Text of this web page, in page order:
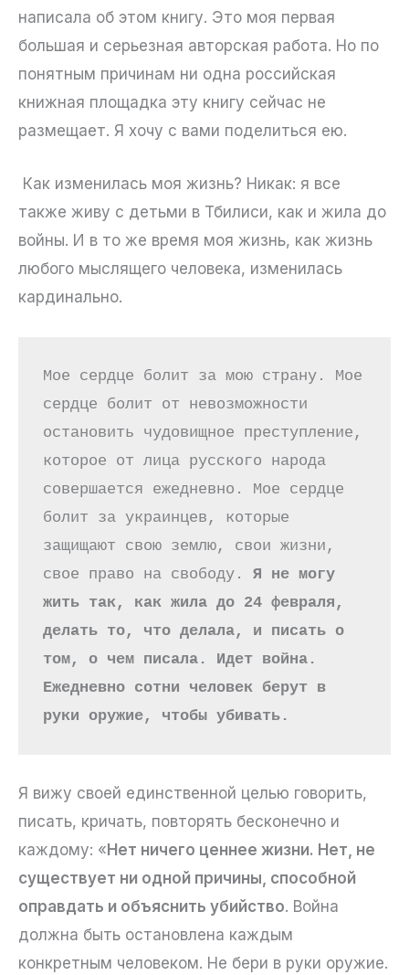
написала об этом книгу. Это моя первая
большая и серьезная авторская работа. Но по
понятным причинам ни одна российская
книжная площадка эту книгу сейчас не
размещает. Я хочу с вами поделиться ею.
Как изменилась моя жизнь? Никак: я все
также живу с детьми в Тбилиси, как и жила до
войны. И в то же время моя жизнь, как жизнь
любого мыслящего человека, изменилась
кардинально.
Мое сердце болит за мою страну. Мое
сердце болит от невозможности
остановить чудовищное преступление,
которое от лица русского народа
совершается ежедневно. Мое сердце
болит за украинцев, которые
защищают свою землю, свои жизни,
свое право на свободу. Я не могу
жить так, как жила до 24 февраля,
делать то, что делала, и писать о
том, о чем писала. Идет война.
Ежедневно сотни человек берут в
руки оружие, чтобы убивать.
Я вижу своей единственной целью говорить,
писать, кричать, повторять бесконечно и
каждому: « Нет ничего ценнее жизни. Нет, не
существует ни одной причины, способной
оправдать и объяснить убийство. Война
должна быть остановлена каждым
конкретным человеком. Не бери в руки оружие.